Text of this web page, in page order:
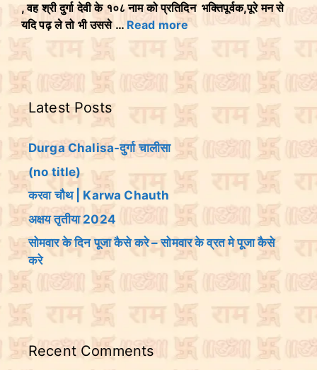
, वह श्री दुर्गा देवी के १०८ नाम को प्रतिदिन भक्तिपूर्वक,पूरे मन से
यदि पढ़ ले तो भी उससे … Read more
Latest Posts
Durga Chalisa-दुर्गा चालीसा
(no title)
करवा चौथ | Karwa Chauth
अक्षय तृतीया 2024
सोमवार के दिन पूजा कैसे करे – सोमवार के व्रत मे पूजा कैसे
करे
Recent Comments